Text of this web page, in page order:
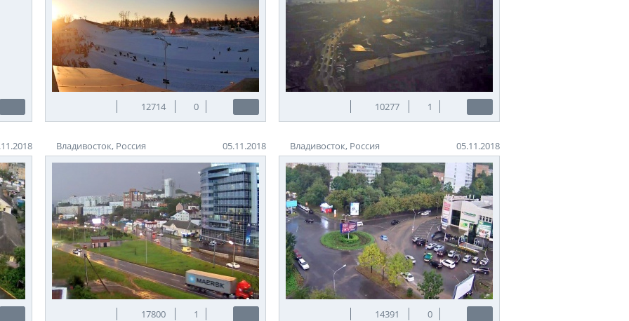
12714 0 10277 1
Владивосток, Россия 05.11.2018
17800 1
Владивосток, Россия 05.11.2018
14391 0